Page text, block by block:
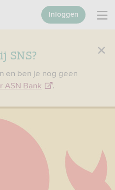
SNS?
en ben je nog geen
ASN Bank .
Inloggen